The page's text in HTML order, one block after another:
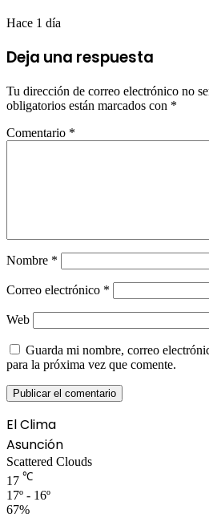
Hace 1 día
Deja una respuesta
Tu dirección de correo electrónico no
obligatorios están marcados con *
Comentario *
Nombre *
Correo electrónico *
Web
Guarda mi nombre, correo
para la próxima vez que comente.
El Clima
Asunción
Scattered Clouds
17 ℃
17º - 16º
67%